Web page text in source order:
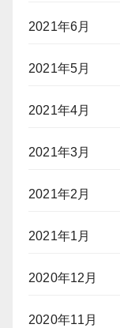
2021年6月
2021年5月
2021年4月
2021年3月
2021年2月
2021年1月
2020年12月
2020年11月